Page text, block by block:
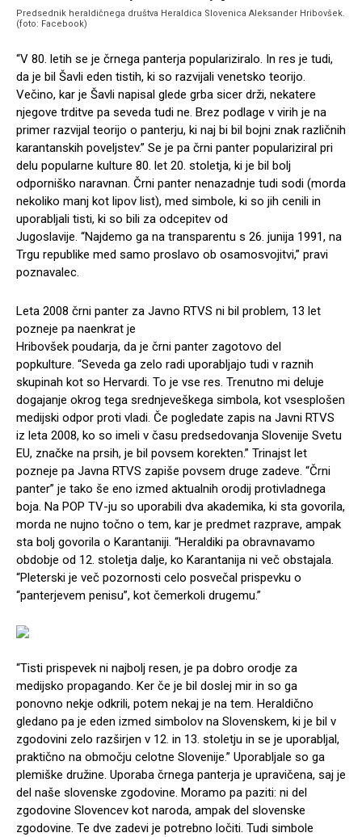
Predsednik heraldičnega društva Heraldica Slovenica Aleksander Hribovšek.
(foto: Facebook)
“V 80. letih se je črnega panterja populariziralo. In res je tudi,
da je bil Šavli eden tistih, ki so razvijali venetsko teorijo.
Večino, kar je Šavli napisal glede grba sicer drži, nekatere
njegove trditve pa seveda tudi ne. Brez podlage v virih je na
primer razvijal teorijo o panterju, ki naj bi bil bojni znak različnih
karantanskih poveljstev.” Se je pa črni panter populariziral pri
delu popularne kulture 80. let 20. stoletja, ki je bil bolj
odporniško naravnan. Črni panter nenazadnje tudi sodi (morda
nekoliko manj kot lipov list), med simbole, ki so jih cenili in
uporabljali tisti, ki so bili za odcepitev od
Jugoslavije. “Najdemo ga na transparentu s 26. junija 1991, na
Trgu republike med samo proslavo ob osamosvojitvi,” pravi
poznavalec.
Leta 2008 črni panter za Javno RTVS ni bil problem, 13 let
pozneje pa naenkrat je
Hribovšek poudarja, da je črni panter zagotovo del
popkulture. “Seveda ga zelo radi uporabljajo tudi v raznih
skupinah kot so Hervardi. To je vse res. Trenutno mi deluje
dogajanje okrog tega srednjeveškega simbola, kot vsesplošen
medijski odpor proti vladi. Če pogledate zapis na Javni RTVS
iz leta 2008, ko so imeli v času predsedovanja Slovenije Svetu
EU, značke na prsih, je bil povsem korekten.” Trinajst let
pozneje pa Javna RTVS zapiše povsem druge zadeve. “Črni
panter” je tako še eno izmed aktualnih orodij protivladnega
boja. Na POP TV-ju so uporabili dva akademika, ki sta govorila,
morda ne nujno točno o tem, kar je predmet razprave, ampak
sta bolj govorila o Karantaniji. “Heraldiki pa obravnavamo
obdobje od 12. stoletja dalje, ko Karantanija ni več obstajala.
“Pleterski je več pozornosti celo posvečal prispevku o
“panterjevem penisu”, kot čemerkoli drugemu.”
“Tisti prispevek ni najbolj resen, je pa dobro orodje za
medijsko propagando. Ker če je bil doslej mir in so ga
ponovno nekje odkrili, potem nekaj je na tem. Heraldično
gledano pa je eden izmed simbolov na Slovenskem, ki je bil v
zgodovini zelo razširjen v 12. in 13. stoletju in se je uporabljal,
praktično na območju celotne Slovenije.” Uporabljale so ga
plemiške družine. Uporaba črnega panterja je upravičena, saj je
del naše slovenske zgodovine. Moramo pa paziti: ni del
zgodovine Slovencev kot naroda, ampak del slovenske
zgodovine. Te dve zadevi je potrebno ločiti. Tudi simbole